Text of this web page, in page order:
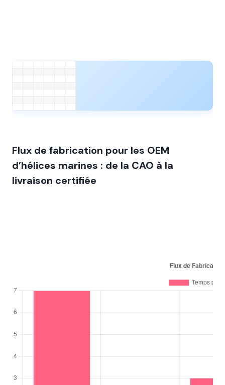
Flux de fabrication pour les OEM
d’hélices marines : de la CAO à la
livraison certifiée